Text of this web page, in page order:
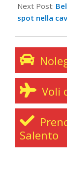
Next Post:
spot nella
Voli
Salento